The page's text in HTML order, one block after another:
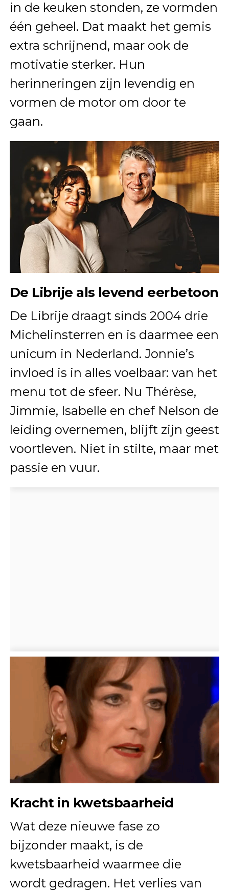
in de keuken stonden, ze vormden
één geheel. Dat maakt het gemis
extra schrijnend, maar ook de
motivatie sterker. Hun
herinneringen zijn levendig en
vormen de motor om door te
gaan.
De Librije als levend eerbetoon
De Librije draagt sinds 2004 drie
Michelinsterren en is daarmee een
unicum in Nederland. Jonnie’s
invloed is in alles voelbaar: van het
menu tot de sfeer. Nu Thérèse,
Jimmie, Isabelle en chef Nelson de
leiding overnemen, blijft zijn geest
voortleven. Niet in stilte, maar met
passie en vuur.
Kracht in kwetsbaarheid
Wat deze nieuwe fase zo
bijzonder maakt, is de
kwetsbaarheid waarmee die
wordt gedragen. Het verlies van